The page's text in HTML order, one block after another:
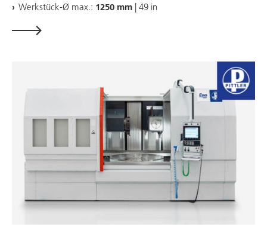
Werkstück-Ø max.: 1250 mm | 49 in